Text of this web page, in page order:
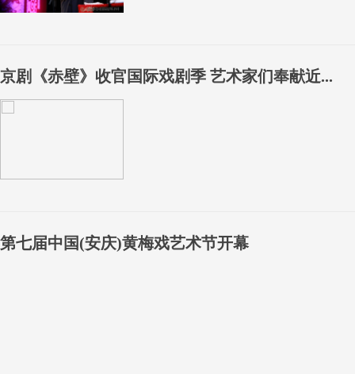
京剧《赤壁》收官国际戏剧季 艺术家们奉献近...
第七届中国(安庆)黄梅戏艺术节开幕